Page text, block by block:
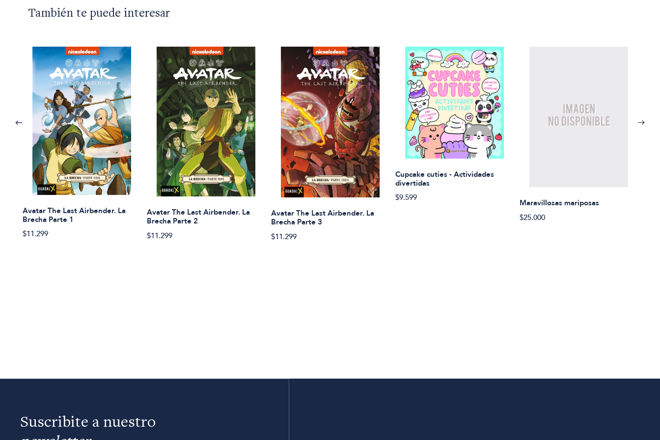
También te puede interesar
Avatar The Last Airbender. La
Brecha Parte 1
$11.299
Avatar The Last Airbender. La
Brecha Parte 2
$11.299
Avatar The Last Airbender. La
Brecha Parte 3
$11.299
Cupcake cuties - Actividades
divertidas
$9.599
Maravillosas mariposas
$25.000
Suscribite a nuestro